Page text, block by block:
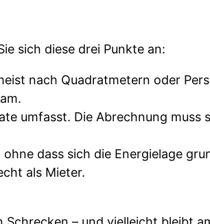
sich diese drei Punkte an:
nach Quadratmetern oder
umfasst. Die Abrechnung muss
dass sich die Energielage
als Mieter.